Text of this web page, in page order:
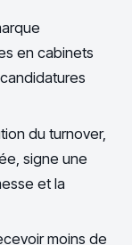
en cabinets
du turnover,
signe une
et la
moins de